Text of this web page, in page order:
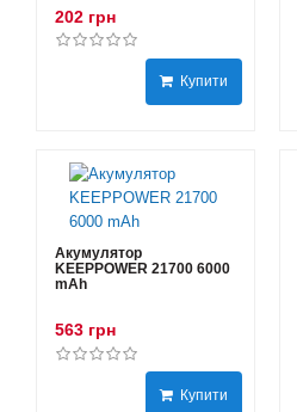
202 грн
Купити
Акумулятор
KEEPPOWER 21700 6000
mAh
563 грн
Купити